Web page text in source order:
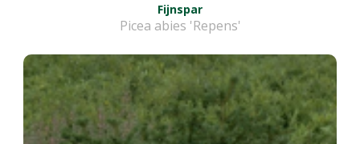
Fijnspar
Picea abies 'Repens'